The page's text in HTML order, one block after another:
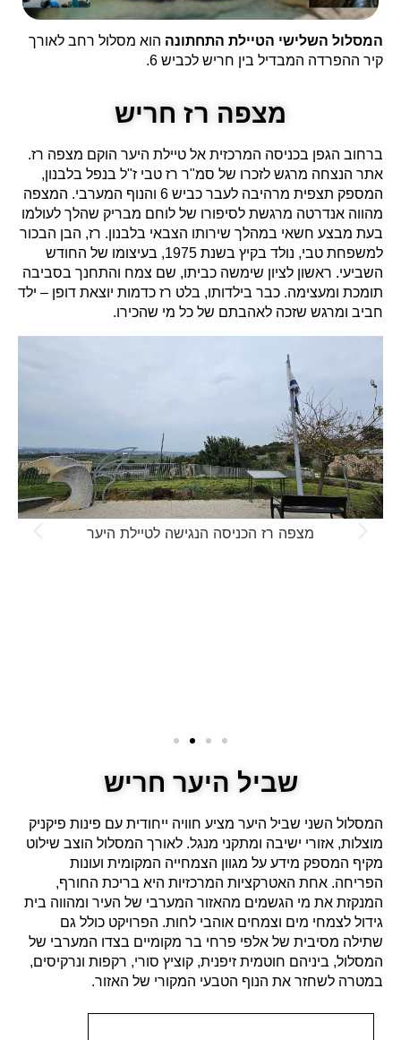
המסלול השלישי הטיילת התחתונה הוא מסלול רחב לאורך
קיר ההפרדה המבדיל בין חריש לכביש 6.
מצפה רז חריש
ברחוב הגפן בכניסה המרכזית אל טיילת היער הוקם מצפה רז.
אתר הנצחה מרגש לזכרו של סמ"ר רז טבי ז"ל בנפל בלבנון,
המספק תצפית מרהיבה לעבר כביש 6 והנוף המערבי. המצפה
מהווה אנדרטה מרגשת לסיפורו של לוחם מבריק שהלך לעולמו
בעת מבצע חשאי במהלך שירותו הצבאי בלבנון. רז, הבן הבכור
למשפחת טבי, נולד בקיץ בשנת 1975, בעיצומו של החודש
השביעי. ראשון לציון שימשה כביתו, שם צמח והתחנך בסביבה
תומכת ומעצימה. כבר בילדותו, בלט רז כדמות יוצאת דופן – ילד
חביב ומרגש שזכה לאהבתם של כל מי שהכירו.
מצפה רז הכניסה הנגישה לטיילת היער
שביל היער חריש
המסלול השני שביל היער מציע חוויה ייחודית עם פינות פיקניק
מוצלות, אזורי ישיבה ומתקני מנגל. לאורך המסלול הוצב שילוט
מקיף המספק מידע על מגוון הצמחייה המקומית ועונות
הפריחה. אחת האטרקציות המרכזיות היא בריכת החורף,
המנקזת את מי הגשמים מהאזור המערבי של העיר ומהווה בית
גידול לצמחי מים וצמחים אוהבי לחות. הפרויקט כולל גם
שתילה מסיבית של אלפי פרחי בר מקומיים בצדו המערבי של
המסלול, ביניהם חוטמית זיפנית, קוציץ סורי, רקפות ונרקיסים,
במטרה לשחזר את הנוף הטבעי המקורי של האזור.